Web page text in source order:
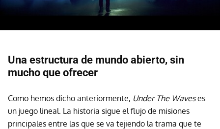
Una estructura de mundo abierto, sin
mucho que ofrecer
Como hemos dicho anteriormente, Under The Waveses
un juego lineal. La historia sigue el flujo de misiones
principales entre las que se va tejiendo la trama que te